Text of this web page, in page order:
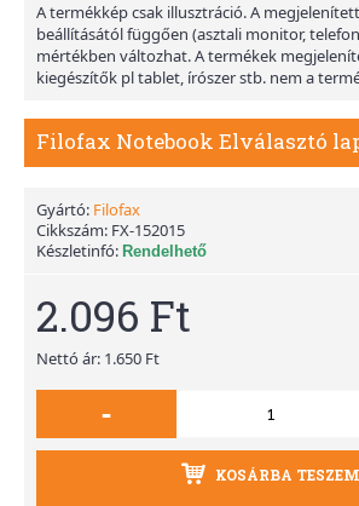
A termékkép csak illusztráció. A
beállításától függően (asztali monitor,
mértékben változhat. A termékek
kiegészítők pl tablet, írószer stb. nem a
Gyártó: Filofax
Cikkszám: FX-152015
Készletinfó: Rendelhető
2.096 Ft
Nettó ár: 1.650 Ft
-
KOSÁRBA TESZEM